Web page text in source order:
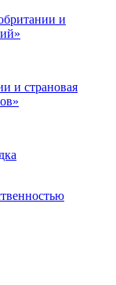
и
и страновая